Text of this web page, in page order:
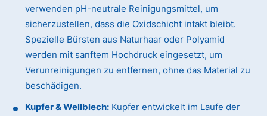
verwenden pH-neutrale Reinigungsmittel, um
sicherzustellen, dass die Oxidschicht intakt bleibt.
Spezielle Bürsten aus Naturhaar oder Polyamid
werden mit sanftem Hochdruck eingesetzt, um
Verunreinigungen zu entfernen, ohne das Material zu
beschädigen.
Kupfer & Wellblech: Kupfer entwickelt im Laufe der